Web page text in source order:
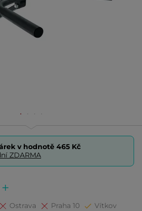
v hodnotě 465 Kč
ZDARMA
Ostrava Praha 10 Vítkov